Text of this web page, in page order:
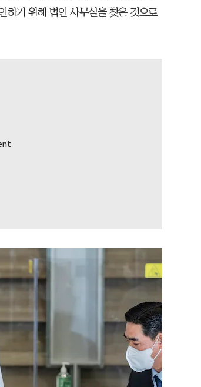
하기 위해 법인 사무실을 찾은 것으로